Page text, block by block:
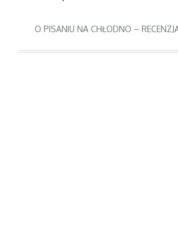
wpisu
O PISANIU NA CHŁODNO –